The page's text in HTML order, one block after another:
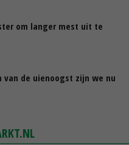
om langer mest uit te
van de uienoogst zijn we nu